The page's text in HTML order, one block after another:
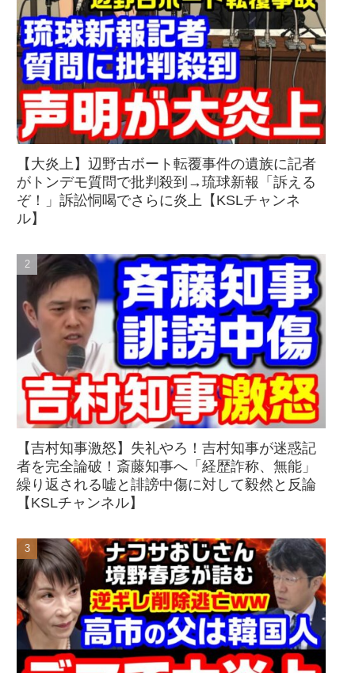
【大炎上】辺野古ボート転覆事件の遺族に記者
がトンデモ質問で批判殺到→琉球新報「訴える
ぞ！」訴訟恫喝でさらに炎上【KSLチャンネ
ル】
【吉村知事激怒】失礼やろ！吉村知事が迷惑記
者を完全論破！斎藤知事へ「経歴詐称、無能」
繰り返される嘘と誹謗中傷に対して毅然と反論
【KSLチャンネル】